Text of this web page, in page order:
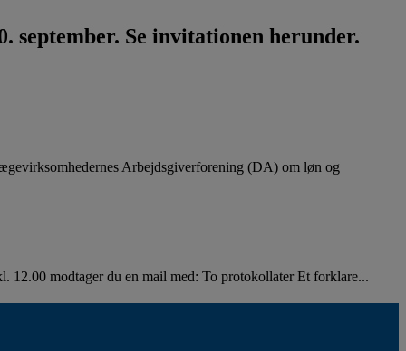
september. Se invitationen herunder.
Arbejdsgiverforening (DA) om løn og
12.00 modtager du en mail med: To protokollater Et forklare...